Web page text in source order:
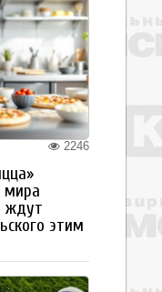
2246
мира
ждут
этим